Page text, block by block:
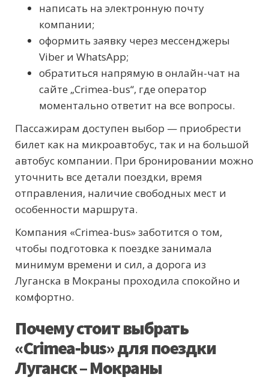
написать на электронную почту
компании;
оформить заявку через мессенджеры
Viber и WhatsApp;
обратиться напрямую в онлайн-чат на
сайте „Crimea-bus“, где оператор
моментально ответит на все вопросы.
Пассажирам доступен выбор — приобрести
билет как на микроавтобус, так и на большой
автобус компании. При бронировании можно
уточнить все детали поездки, время
отправления, наличие свободных мест и
особенности маршрута.
Компания «Crimea-bus» заботится о том,
чтобы подготовка к поездке занимала
минимум времени и сил, а дорога из
Луганска в Мокраны проходила спокойно и
комфортно.
Почему стоит выбрать
«Crimea-bus» для поездки
Луганск – Мокраны